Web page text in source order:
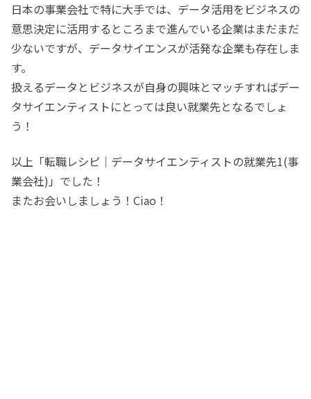
日本の事業会社で特に大手では、データ活用をビジネスの
意思決定に活用するところまで進んでいる企業はまだまだ
少ないですが、データサイエンスが活発な企業も存在しま
す。
扱えるデータとビジネスが自身の興味とマッチすればデー
タサイエンティストにとっては良い就業先となるでしょ
う！
以上「転職レシピ｜データサイエンティストの就業先1(事
業会社)」でした！
またお会いしましょう！Ciao！